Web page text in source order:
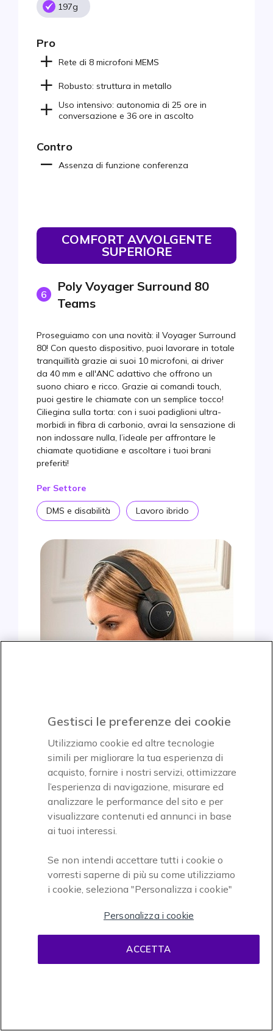
197g
Pro
Rete di 8 microfoni MEMS
Robusto: struttura in metallo
Uso intensivo: autonomia di 25 ore in
conversazione e 36 ore in ascolto
Contro
Assenza di funzione conferenza
COMFORT AVVOLGENTE
SUPERIORE
6
Poly Voyager Surround 80
Teams
Proseguiamo con una novità: il Voyager Surround
80! Con questo dispositivo, puoi lavorare in totale
tranquillità grazie ai suoi 10 microfoni, ai driver
da 40 mm e all'ANC adattivo che offrono un
suono chiaro e ricco. Grazie ai comandi touch,
puoi gestire le chiamate con un semplice tocco!
Ciliegina sulla torta: con i suoi padiglioni ultra-
morbidi in fibra di carbonio, avrai la sensazione di
non indossare nulla, l’ideale per affrontare le
chiamate quotidiane e ascoltare i tuoi brani
preferiti!
Per Settore
DMS e disabilità Lavoro ibrido
Gestisci le preferenze dei cookie
Utilizziamo cookie ed altre tecnologie
simili per migliorare la tua esperienza di
acquisto, fornire i nostri servizi, ottimizzare
l’esperienza di navigazione, misurare ed
analizzare le performance del sito e per
visualizzare contenuti ed annunci in base
ai tuoi interessi.
Se non intendi accettare tutti i cookie o
vorresti saperne di più su come utilizziamo
i cookie, seleziona "Personalizza i cookie"
Personalizza i cookie
ACCETTA